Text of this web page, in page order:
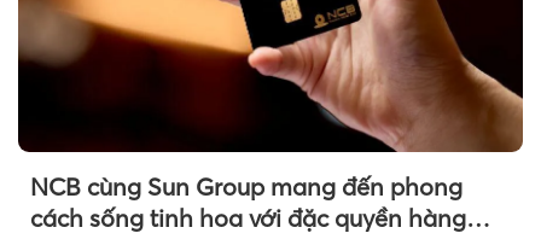
NCB cùng Sun Group mang đến phong
cách sống tinh hoa với đặc quyền hàng